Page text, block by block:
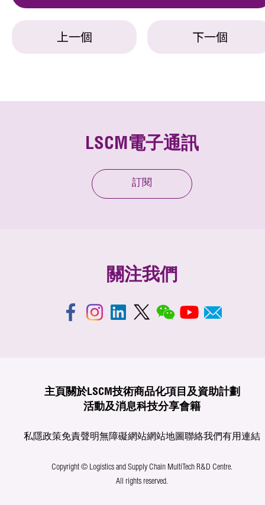
上一個 下一個
LSCM電子通訊
訂閱
關注我們
主頁 關於LSCM技術商品化項目及資助計劃
活動及消息科技分享會籍
私隱政策免責聲明無障礙網站網站地圖聯絡我們有用連結
Copyright © Logistics and Supply Chain MultiTech R&D Centre.
All rights reserved.